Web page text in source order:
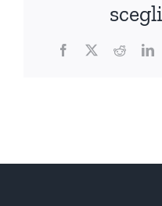
Facebook
X Reddit